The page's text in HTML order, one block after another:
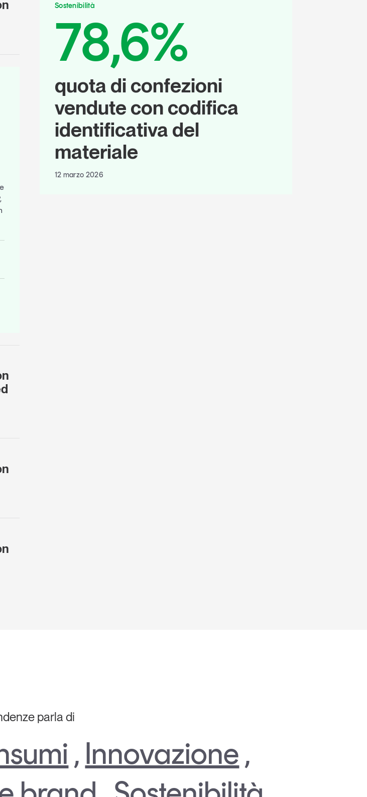
Sostenibilità
78,6%
quota di confezioni
vendute con codifica
identificativa del
materiale
12 marzo 2026
parla di
, Innovazione ,